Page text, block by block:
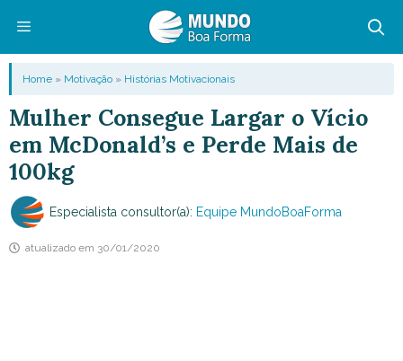
conteúdo
Menu
Home » Motivação » Histórias Motivacionais
Mulher Consegue Largar o Vício
em McDonald’s e Perde Mais de
100kg
Especialista consultor(a): Equipe MundoBoaForma
atualizado em 30/01/2020